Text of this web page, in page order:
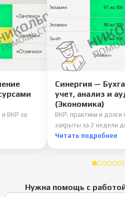
и ВКР за
Синергия —
учет, анализ и
(Экономика)
ВКР, практики и долги
закрыты за 2 недели
Читать подробнее
Нужна помощь с